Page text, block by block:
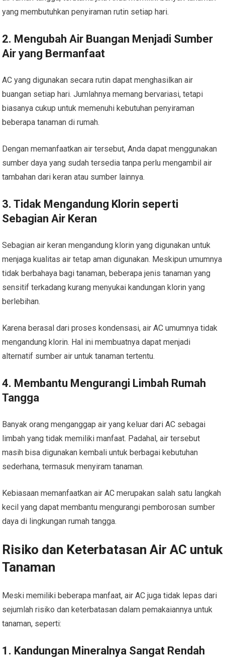
yang membutuhkan penyiraman rutin setiap hari.
2. Mengubah Air Buangan Menjadi Sumber
Air yang Bermanfaat
AC yang digunakan secara rutin dapat menghasilkan air
buangan setiap hari. Jumlahnya memang bervariasi, tetapi
biasanya cukup untuk memenuhi kebutuhan penyiraman
beberapa tanaman di rumah.
Dengan memanfaatkan air tersebut, Anda dapat menggunakan
sumber daya yang sudah tersedia tanpa perlu mengambil air
tambahan dari keran atau sumber lainnya.
3. Tidak Mengandung Klorin seperti
Sebagian Air Keran
Sebagian air keran mengandung klorin yang digunakan untuk
menjaga kualitas air tetap aman digunakan. Meskipun umumnya
tidak berbahaya bagi tanaman, beberapa jenis tanaman yang
sensitif terkadang kurang menyukai kandungan klorin yang
berlebihan.
Karena berasal dari proses kondensasi, air AC umumnya tidak
mengandung klorin. Hal ini membuatnya dapat menjadi
alternatif sumber air untuk tanaman tertentu.
4. Membantu Mengurangi Limbah Rumah
Tangga
Banyak orang menganggap air yang keluar dari AC sebagai
limbah yang tidak memiliki manfaat. Padahal, air tersebut
masih bisa digunakan kembali untuk berbagai kebutuhan
sederhana, termasuk menyiram tanaman.
Kebiasaan memanfaatkan air AC merupakan salah satu langkah
kecil yang dapat membantu mengurangi pemborosan sumber
daya di lingkungan rumah tangga.
Risiko dan Keterbatasan Air AC untuk
Tanaman
Meski memiliki beberapa manfaat, air AC juga tidak lepas dari
sejumlah risiko dan keterbatasan dalam pemakaiannya untuk
tanaman, seperti:
1. Kandungan Mineralnya Sangat Rendah